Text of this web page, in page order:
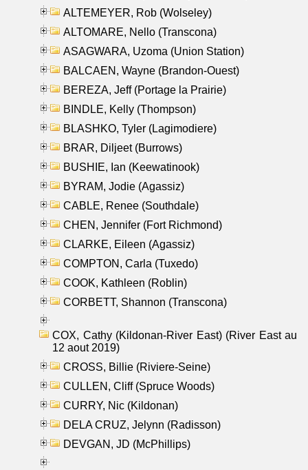
ALTEMEYER, Rob (Wolseley)
ALTOMARE, Nello (Transcona)
ASAGWARA, Uzoma (Union Station)
BALCAEN, Wayne (Brandon-Ouest)
BEREZA, Jeff (Portage la Prairie)
BINDLE, Kelly (Thompson)
BLASHKO, Tyler (Lagimodiere)
BRAR, Diljeet (Burrows)
BUSHIE, Ian (Keewatinook)
BYRAM, Jodie (Agassiz)
CABLE, Renee (Southdale)
CHEN, Jennifer (Fort Richmond)
CLARKE, Eileen (Agassiz)
COMPTON, Carla (Tuxedo)
COOK, Kathleen (Roblin)
CORBETT, Shannon (Transcona)
COX, Cathy (Kildonan-River East) (River East au
12 aout 2019)
CROSS, Billie (Riviere-Seine)
CULLEN, Cliff (Spruce Woods)
CURRY, Nic (Kildonan)
DELA CRUZ, Jelynn (Radisson)
DEVGAN, JD (McPhillips)